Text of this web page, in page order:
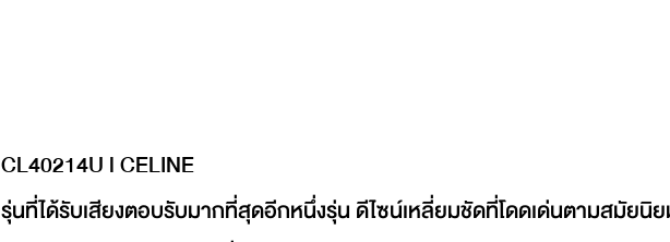
CL40214U l CELINE
รุ่นที่ได้รับเสียงตอบรับมากที่สุดอีกหนึ่งรุ่น ดีไซน์เหลี่ยมชัดที่โดดเด่นตามสมัยนิ